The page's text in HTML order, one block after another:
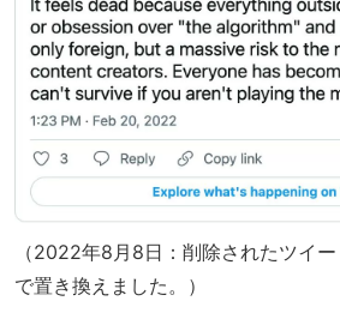
（2022年8月8日：削除されたツイ
で置き換えました。）